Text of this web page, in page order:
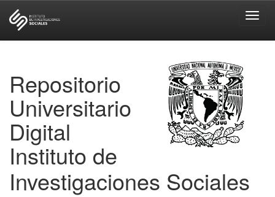
Repositorio
Universitario
Digital
Instituto de
Investigaciones Sociales